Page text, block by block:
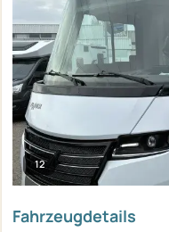
12
Fahrzeugdetails